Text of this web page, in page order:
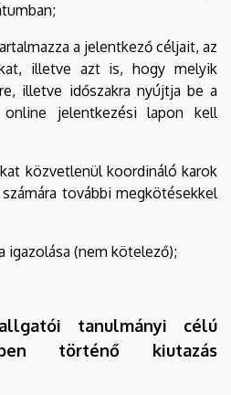
a jelentkező céljait, az
illetve azt is, hogy melyik
illetve időszakra nyújtja be a
jelentkezési lapon kell
közvetlenül koordináló karok
további megkötésekkel
igazolása (nem kötelező);
tanulmányi célú
történő kiutazás